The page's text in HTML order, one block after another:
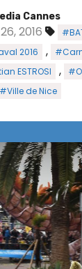
Cannes
2016
2016 ,
ESTROSI ,
#Ville de Nice